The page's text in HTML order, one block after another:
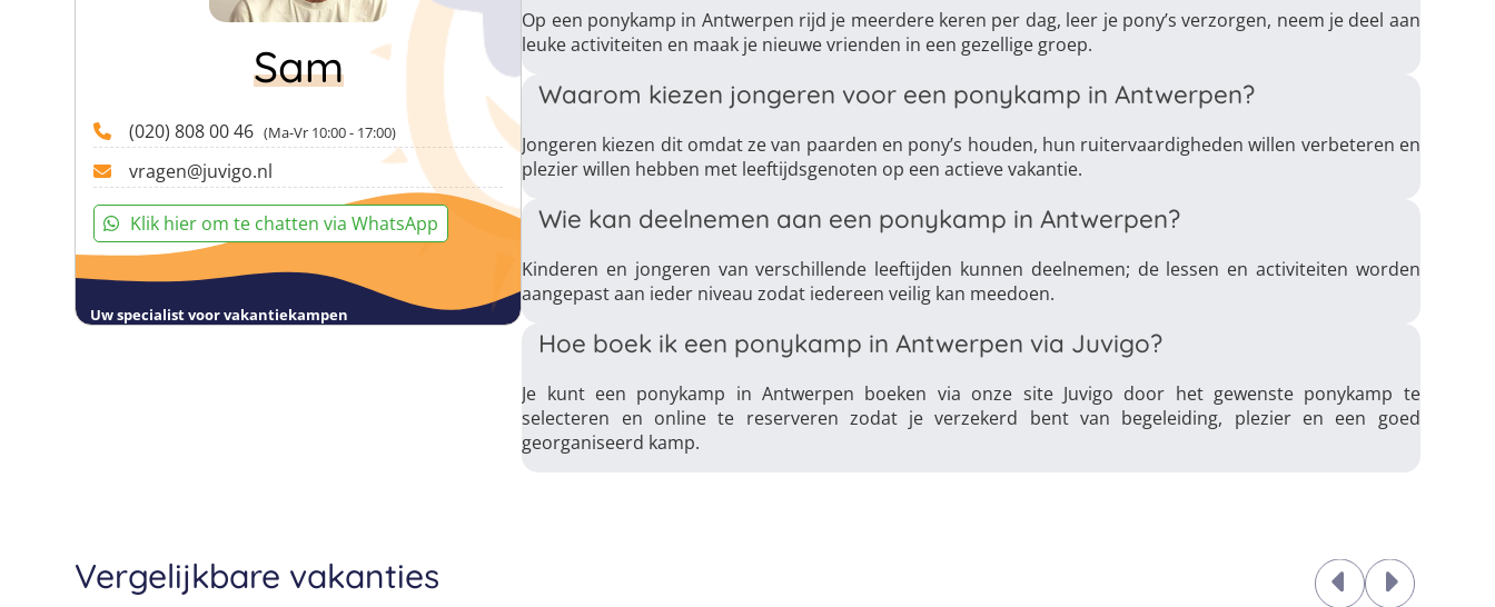
Sam
(020) 808 00 46 (Ma-Vr 10:00 - 17:00)
vragen@juvigo.nl
Klik hier om te chatten via WhatsApp
Uw specialist voor vakantiekampen
Op een ponykamp in Antwerpen rijd je meerdere keren per dag, leer je pony’s verzorgen, neem je deel aan
leuke activiteiten en maak je nieuwe vrienden in een gezellige groep.
Waarom kiezen jongeren voor een ponykamp in Antwerpen?
Jongeren kiezen dit omdat ze van paarden en pony’s houden, hun ruitervaardigheden willen verbeteren en
plezier willen hebben met leeftijdsgenoten op een actieve vakantie.
Wie kan deelnemen aan een ponykamp in Antwerpen?
Kinderen en jongeren van verschillende leeftijden kunnen deelnemen; de lessen en activiteiten worden
aangepast aan ieder niveau zodat iedereen veilig kan meedoen.
Hoe boek ik een ponykamp in Antwerpen via Juvigo?
Je kunt een ponykamp in Antwerpen boeken via onze site Juvigo door het gewenste ponykamp te
selecteren en online te reserveren zodat je verzekerd bent van begeleiding, plezier en een goed
georganiseerd kamp.
Vergelijkbare vakanties